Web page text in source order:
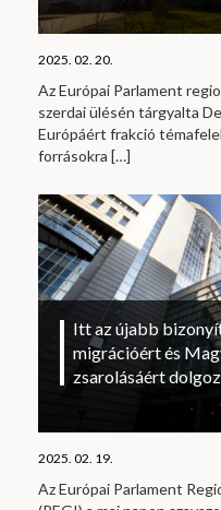
2025. 02. 20.
Az Európai Parlament
szerdai ülésén tárgyalta
Európáért frakció
forrásokra […]
Itt az újabb
migrációért és
zsarolásáért
2025. 02. 19.
Az Európai Parlament